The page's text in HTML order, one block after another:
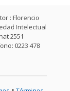
: Florencio
Intelectual
2551
0223 478